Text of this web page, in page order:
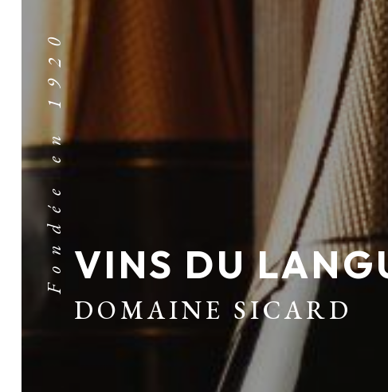
VINS DU
DOMAINE SICARD